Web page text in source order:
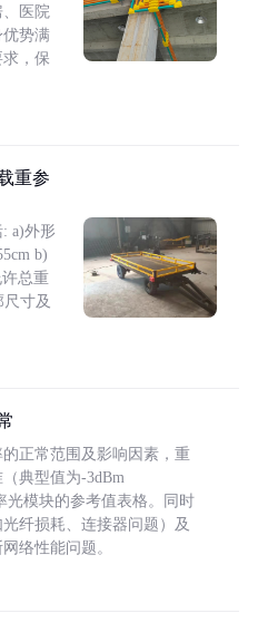
、医院
势满
，保
重参
a)外形
b)
总重
寸及
正常范围及影响因素，重
典型值为-3dBm
光模块的参考值表格。同时
纤损耗、连接器问题）及
络性能问题。